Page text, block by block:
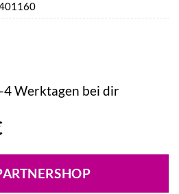
Aktueller
ist:
9,49 €.
4 Werktagen bei dir